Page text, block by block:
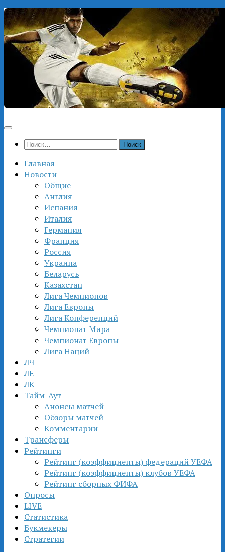
Перейти
к
содержимому
Найти:
Главная
Новости
Общие
Англия
Испания
Италия
Германия
Франция
Россия
Украина
Беларусь
Казахстан
Лига Чемпионов
Лига Европы
Лига Конференций
Чемпионат Мира
Чемпионат Европы
Лига Наций
ЛЧ
ЛЕ
ЛК
Тайм-Аут
Анонсы матчей
Обзоры матчей
Комментарии
Трансферы
Рейтинги
Рейтинг (коэффициенты) федераций УЕФА
Рейтинг (коэффициенты) клубов УЕФА
Рейтинг сборных ФИФА
Опросы
LIVE
Статистика
Букмекеры
Стратегии